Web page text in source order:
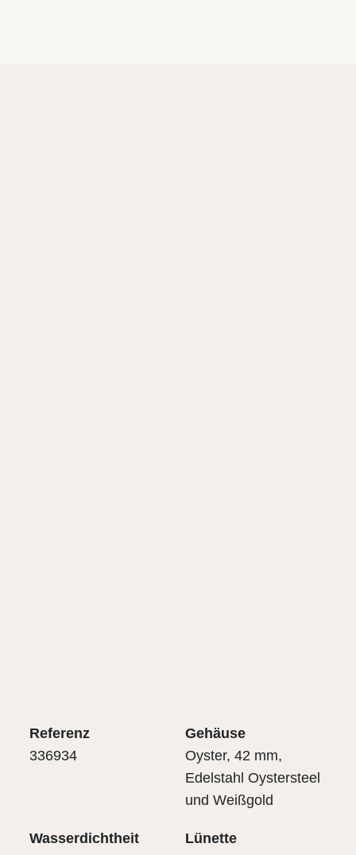
Referenz
336934
Gehäuse
Oyster, 42 mm,
Edelstahl Oystersteel
und Weißgold
Wasserdichtheit
Lünette